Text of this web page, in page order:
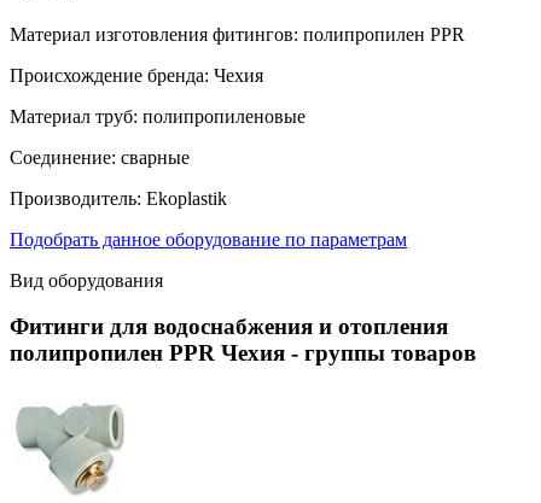
Материал изготовления фитингов: полипропилен PPR
Происхождение бренда: Чехия
Материал труб: полипропиленовые
Соединение: сварные
Производитель: Ekoplastik
Подобрать данное оборудование по параметрам
Вид оборудования
Фитинги для водоснабжения и отопления
полипропилен PPR Чехия - группы товаров